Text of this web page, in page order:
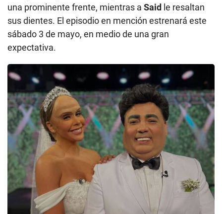
una prominente frente, mientras a Said le resaltan
sus dientes. El episodio en mención estrenará este
sábado 3 de mayo, en medio de una gran
expectativa.